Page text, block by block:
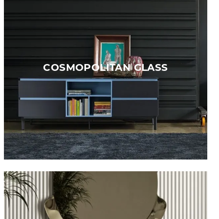
COSMOPOLITAN GLASS